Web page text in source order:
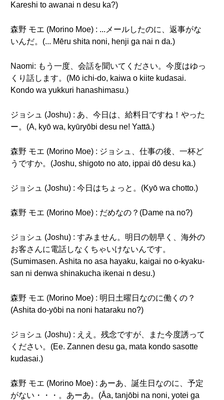
Kareshi to awanai n desu ka?)
森野 モエ (Morino Moe) : ...メールしたのに、返事がな
いんだ。(... Mēru shita noni, henji ga nai n da.)
Naomi: もう一度、会話を聞いてください。今度はゆっ
くり話します。(Mō ichi-do, kaiwa o kiite kudasai.
Kondo wa yukkuri hanashimasu.)
ジョシュ (Joshu) : あ、今日は、給料日ですね！やった
ー。(A, kyō wa, kyūryōbi desu ne! Yattā.)
森野 モエ (Morino Moe) : ジョシュ、仕事の後、一杯ど
うですか。(Joshu, shigoto no ato, ippai dō desu ka.)
ジョシュ (Joshu) : 今日はちょっと。(Kyō wa chotto.)
森野 モエ (Morino Moe) : だめなの？(Dame na no?)
ジョシュ (Joshu) : すみません。明日の朝早く、海外の
お客さんに電話しなくちゃいけないんです。
(Sumimasen. Ashita no asa hayaku, kaigai no o-kyaku-
san ni denwa shinakucha ikenai n desu.)
森野 モエ (Morino Moe) : 明日土曜日なのに働くの？
(Ashita do-yōbi na noni hataraku no?)
ジョシュ (Joshu) : ええ。残念ですが、また今度誘って
ください。(Ee. Zannen desu ga, mata kondo sasotte
kudasai.)
森野 モエ (Morino Moe) : あーあ、誕生日なのに、予定
がない・・・。あーあ。(Āa, tanjōbi na noni, yotei ga